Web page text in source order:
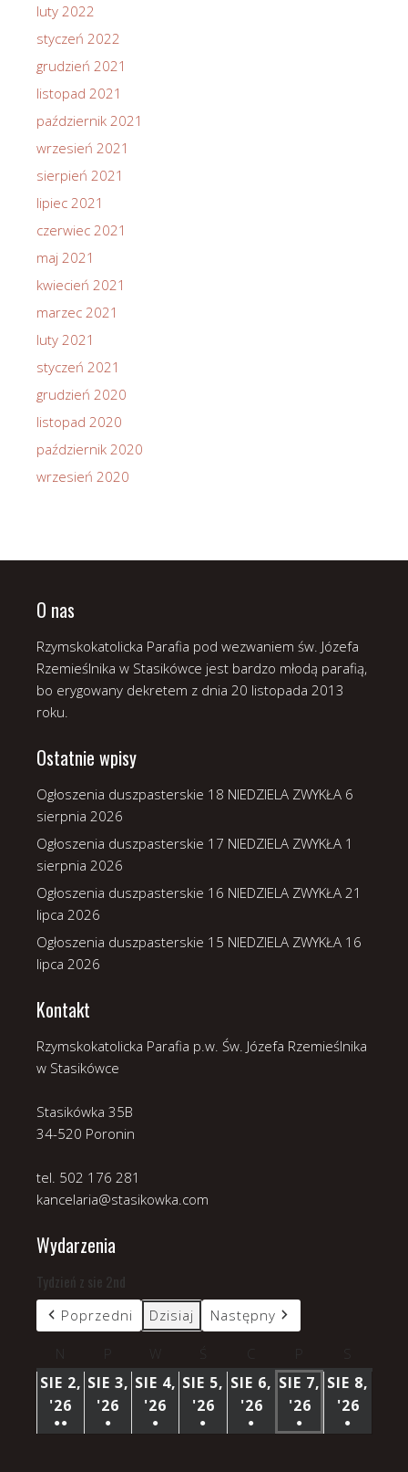
luty 2022
styczeń 2022
grudzień 2021
listopad 2021
październik 2021
wrzesień 2021
sierpień 2021
lipiec 2021
czerwiec 2021
maj 2021
kwiecień 2021
marzec 2021
luty 2021
styczeń 2021
grudzień 2020
listopad 2020
październik 2020
wrzesień 2020
O nas
Rzymskokatolicka Parafia pod wezwaniem św. Józefa
Rzemieślnika w Stasikówce jest bardzo młodą parafią,
bo erygowany dekretem z dnia 20 listopada 2013
roku.
Ostatnie wpisy
Ogłoszenia duszpasterskie 18 NIEDZIELA ZWYKŁA 6
sierpnia 2026
Ogłoszenia duszpasterskie 17 NIEDZIELA ZWYKŁA 1
sierpnia 2026
Ogłoszenia duszpasterskie 16 NIEDZIELA ZWYKŁA 21
lipca 2026
Ogłoszenia duszpasterskie 15 NIEDZIELA ZWYKŁA 16
lipca 2026
Kontakt
Rzymskokatolicka Parafia p.w. Św. Józefa Rzemieślnika
w Stasikówce
Stasikówka 35B
34-520 Poronin
tel. 502 176 281
kancelaria@stasikowka.com
Wydarzenia
Tydzień z sie 2nd
Poprzedni Dzisiaj Następny
SIE 2,
'26
SIERPNIA
●●
SIE 3,
'26
SIERPNIA
●
SIE 4,
'26
SIERPNIA
●
SIE 5,
'26
SIERPNIA
●
SIE 6,
'26
SIERPNIA
●
SIE 7,
'26
SIERPNIA
●
SIE 8,
'26
●